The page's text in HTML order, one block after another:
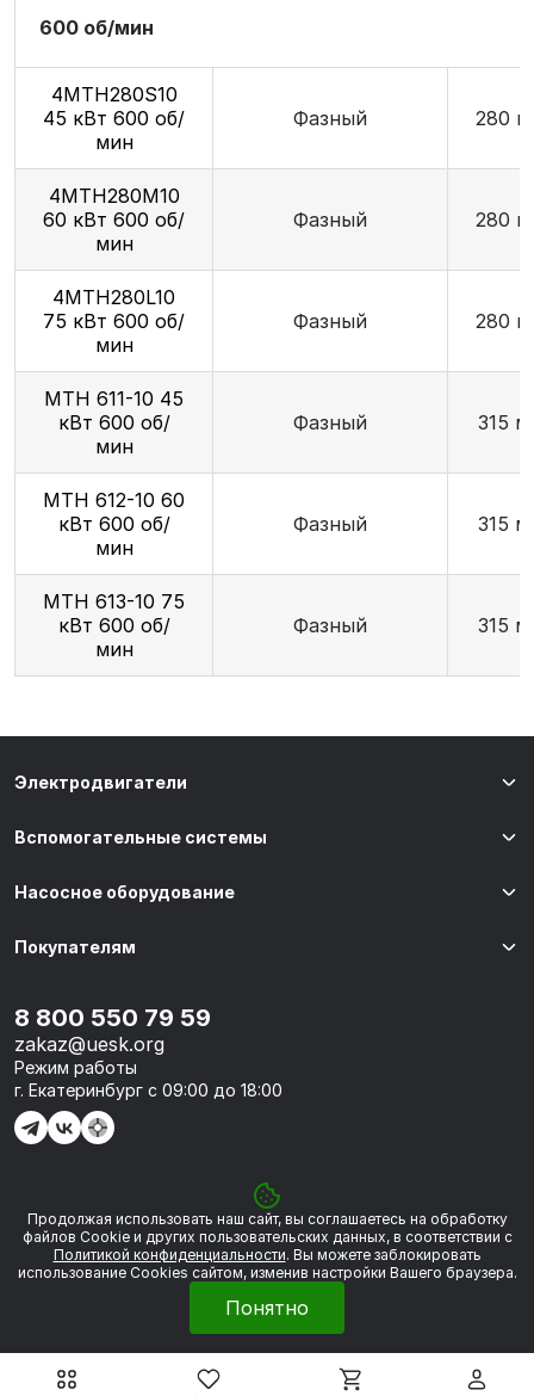
600 об/мин
4МТН280S10
45 кВт 600 об/
мин
Фазный 280
4МТН280М10
60 кВт 600 об/
мин
Фазный 280
4МТН280L10
75 кВт 600 об/
мин
Фазный 280
МТН 611-10 45
кВт 600 об/
мин
Фазный 315
МТН 612-10 60
кВт 600 об/
мин
Фазный 315
МТН 613-10 75
кВт 600 об/
мин
Фазный 315
© 2026 «УЭСК-ТЕХНОЛОГИИ»
Электродвигатели
Вспомогательные системы
Насосное оборудование
Покупателям
8 800 550 79 59
zakaz@uesk.org
Режим работы
г. Екатеринбург с 09:00 до 18:00
Политика обработки персональных данных
Сделано вFramelink
Продолжая использовать наш сайт, вы соглашаетесь на обработку
файлов Сookie и других пользовательских данных, в соответствии с
Политикой конфиденциальности. Вы можете заблокировать
использование Cookies сайтом, изменив настройки Вашего браузера.
Понятно